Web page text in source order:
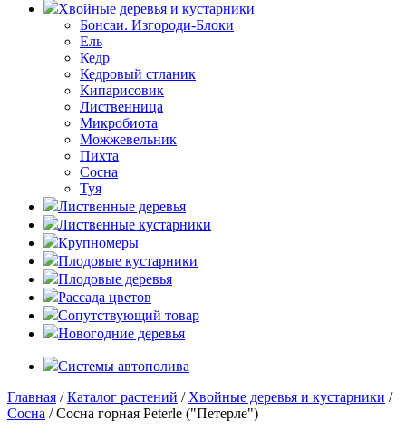
Хвойные деревья и кустарники
Бонсаи. Изгороди-Блоки
Ель
Кедр
Кедровый стланик
Кипарисовик
Лиственница
Микробиота
Можжевельник
Пихта
Сосна
Туя
Лиственные деревья
Лиственные кустарники
Крупномеры
Плодовые кустарники
Плодовые деревья
Рассада цветов
Сопутствующий товар
Новогодние деревья
Системы автополива
Главная /Каталог растений / Хвойные деревья и кустарники /
Сосна / Сосна горная Peterle ("Петерле")